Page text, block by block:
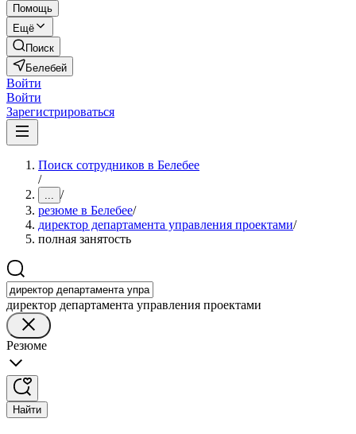
Помощь
Ещё
Поиск
Белебей
Войти
Войти
Зарегистрироваться
Поиск сотрудников в Белебее
/
... /
резюме в Белебее/
директор департамента управления проектами/
полная занятость
директор департамента управления проектами
Резюме
Найти